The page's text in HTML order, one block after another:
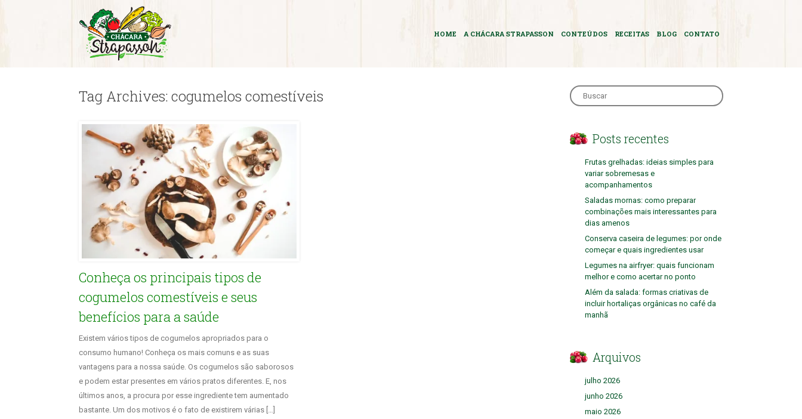
HOME A CHÁCARA STRAPASSON CONTEÚDOS RECEITAS BLOG CONTATO
Tag Archives: cogumelos comestíveis
Conheça os principais tipos de
cogumelos comestíveis e seus
benefícios para a saúde
Existem vários tipos de cogumelos apropriados para o
consumo humano! Conheça os mais comuns e as suas
vantagens para a nossa saúde. Os cogumelos são saborosos
e podem estar presentes em vários pratos diferentes. E, nos
últimos anos, a procura por esse ingrediente tem aumentado
bastante. Um dos motivos é o fato de existirem várias […]
Search
for:
Posts recentes
Frutas grelhadas: ideias simples para
variar sobremesas e
acompanhamentos
Saladas mornas: como preparar
combinações mais interessantes para
dias amenos
Conserva caseira de legumes: por onde
começar e quais ingredientes usar
Legumes na airfryer: quais funcionam
melhor e como acertar no ponto
Além da salada: formas criativas de
incluir hortaliças orgânicas no café da
manhã
Arquivos
julho 2026
junho 2026
maio 2026